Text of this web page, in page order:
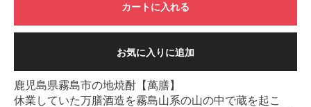
カートに入れる
お気に入りに追加
鹿児島県霧島市の地焼酎【萬膳】
休業していた万膳酒造を霧島山系の山の中で蔵を起こ